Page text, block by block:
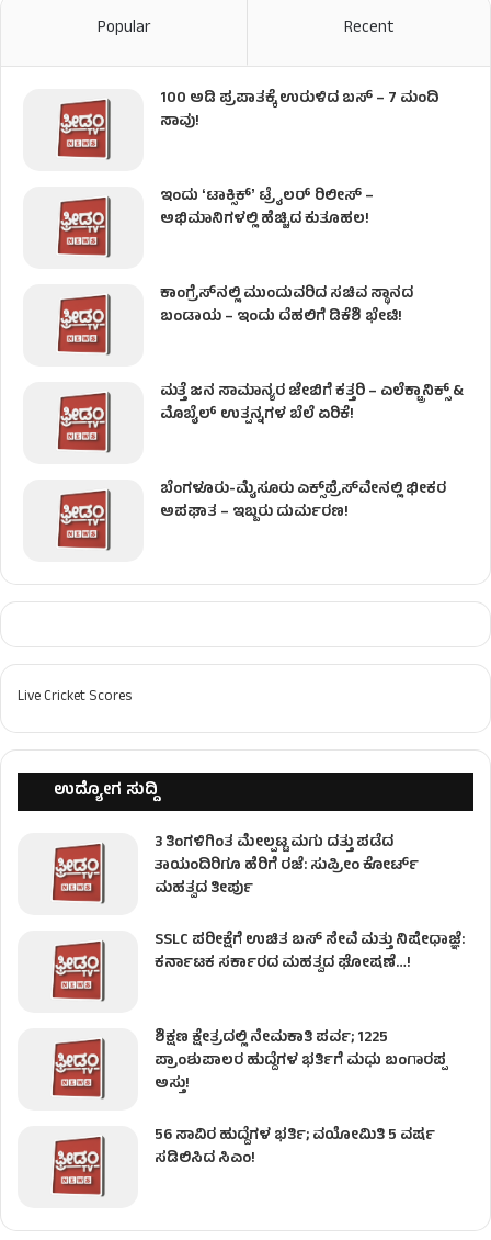
Popular Recent
100 ಅಡಿ ಪ್ರಪಾತಕ್ಕೆ ಉರುಳಿದ ಬಸ್‌ – 7 ಮಂದಿ
ಸಾವು!
ಇಂದು ʻಟಾಕ್ಸಿಕ್ʼ ಟ್ರೈಲರ್ ರಿಲೀಸ್‌ –
ಅಭಿಮಾನಿಗಳಲ್ಲಿ ಹೆಚ್ಚಿದ ಕುತೂಹಲ!
ಕಾಂಗ್ರೆಸ್​ನಲ್ಲಿ ಮುಂದುವರಿದ ಸಚಿವ ಸ್ಥಾನದ
ಬಂಡಾಯ – ಇಂದು ದೆಹಲಿಗೆ ಡಿಕೆಶಿ ಭೇಟಿ!
ಮತ್ತೆ ಜನ ಸಾಮಾನ್ಯರ ಜೇಬಿಗೆ ಕತ್ತರಿ – ಎಲೆಕ್ಟ್ರಾನಿಕ್ಸ್ &
ಮೊಬೈಲ್ ಉತ್ಪನ್ನಗಳ ಬೆಲೆ ಏರಿಕೆ!
ಬೆಂಗಳೂರು-ಮೈಸೂರು ಎಕ್ಸ್‌ಪ್ರೆಸ್‌ವೇನಲ್ಲಿ ಭೀಕರ
ಅಪಘಾತ – ಇಬ್ಬರು ದುರ್ಮರಣ!
Live Cricket Scores
ಉದ್ಯೋಗ ಸುದ್ದಿ
3 ತಿಂಗಳಿಗಿಂತ ಮೇಲ್ಪಟ್ಟ ಮಗು ದತ್ತು ಪಡೆದ
ತಾಯಂದಿರಿಗೂ ಹೆರಿಗೆ ರಜೆ: ಸುಪ್ರೀಂ ಕೋರ್ಟ್
ಮಹತ್ವದ ತೀರ್ಪು
SSLC ಪರೀಕ್ಷೆಗೆ ಉಚಿತ ಬಸ್ ಸೇವೆ ಮತ್ತು ನಿಷೇಧಾಜ್ಞೆ:
ಕರ್ನಾಟಕ ಸರ್ಕಾರದ ಮಹತ್ವದ ಘೋಷಣೆ…!
ಶಿಕ್ಷಣ ಕ್ಷೇತ್ರದಲ್ಲಿ ನೇಮಕಾತಿ ಪರ್ವ; 1225
ಪ್ರಾಂಶುಪಾಲರ ಹುದ್ದೆಗಳ ಭರ್ತಿಗೆ ಮಧು ಬಂಗಾರಪ್ಪ
ಅಸ್ತು!
56 ಸಾವಿರ ಹುದ್ದೆಗಳ ಭರ್ತಿ; ವಯೋಮಿತಿ 5 ವರ್ಷ
ಸಡಿಲಿಸಿದ ಸಿಎಂ!